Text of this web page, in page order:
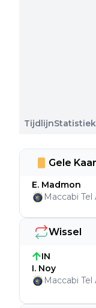
Tijdlijn
Wissel
IN
I. Noy
Maccabi Tel
Gele
E. Madmon
Maccabi Tel